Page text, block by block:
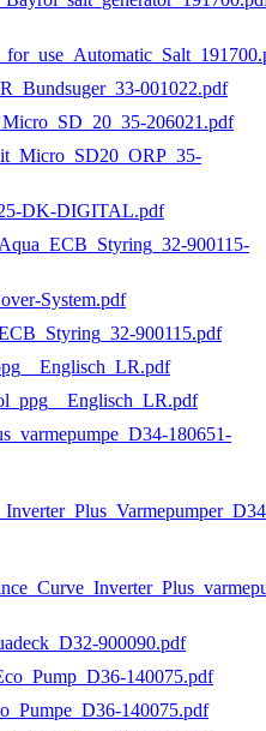
001022.pdf
206021.pdf
DK-DIGITAL.pdf
900115-
System.pdf
900115.pdf
180651-
900090.pdf
140075.pdf
140075.pdf